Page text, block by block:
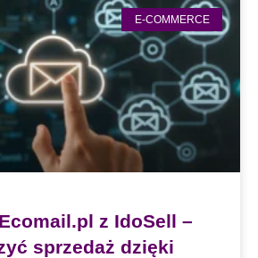
E-COMMERCE
z IdoSell –
sprzedaż dzięki